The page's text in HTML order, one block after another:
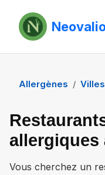
Allergènes Villes
allergiques
Vous cherchez un